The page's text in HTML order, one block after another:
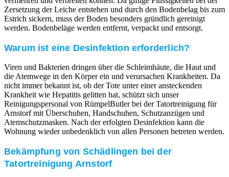
Zersetzung der Leiche entstehen und durch den Bodenbelag bis zum
Estrich sickern, muss der Boden besonders gründlich gereinigt
werden. Bodenbeläge werden entfernt, verpackt und entsorgt.
Warum ist eine Desinfektion erforderlich?
Viren und Bakterien dringen über die Schleimhäute, die Haut und
die Atemwege in den Körper ein und verursachen Krankheiten. Da
nicht immer bekannt ist, ob der Tote unter einer ansteckenden
Krankheit wie Hepatitis gelitten hat, schützt sich unser
Reinigungspersonal von RümpelButler bei der Tatortreinigung für
Arnstorf mit Überschuhen, Handschuhen, Schutzanzügen und
Atemschutzmasken. Nach der erfolgten Desinfektion kann die
Wohnung wieder unbedenklich von allen Personen betreten werden.
Bekämpfung von Schädlingen bei der
Tatortreinigung Arnstorf